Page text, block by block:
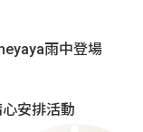
雨中登場
安排活動